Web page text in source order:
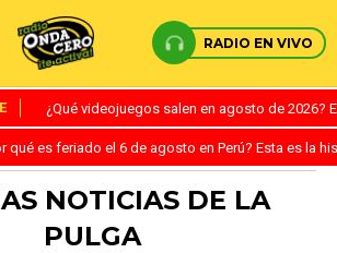
RADIO EN VIVO
¿Qué videojuegos salen en agosto de
qué es feriado el 6 de agosto en Perú? Esta es la
NOTICIAS DE LA
PULGA